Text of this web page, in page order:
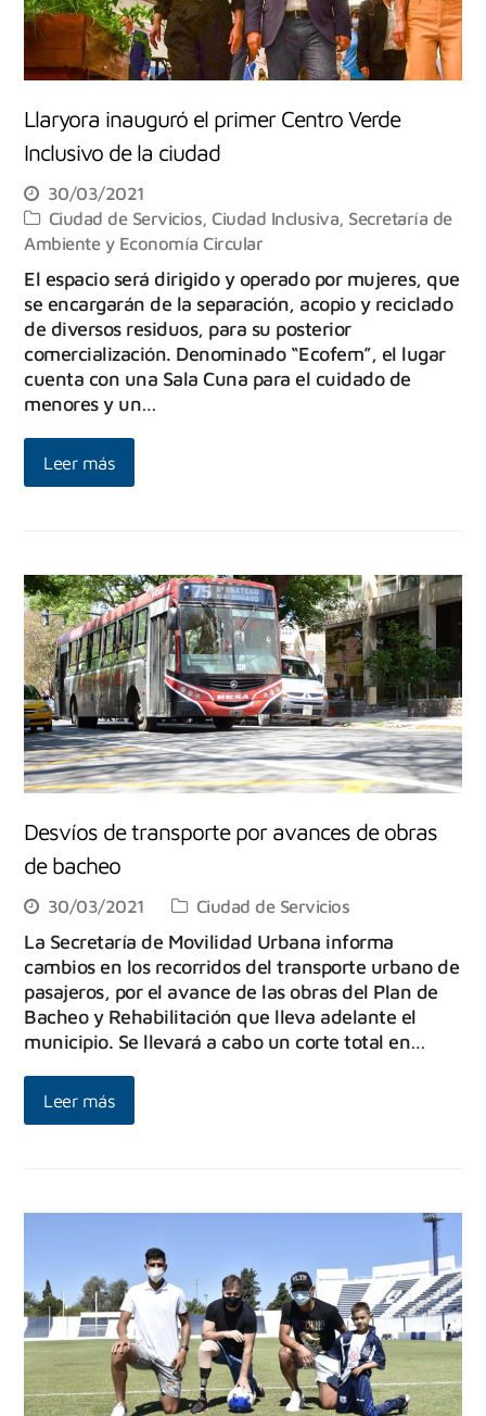
Llaryora inauguró el primer Centro Verde
Inclusivo de la ciudad
30/03/2021
Ciudad de Servicios ,Ciudad Inclusiva Secretaría de
Ambiente y Economía Circular
El espacio será dirigido y operado por mujeres, que
se encargarán de la separación, acopio y reciclado
de diversos residuos, para su posterior
comercialización. Denominado “Ecofem”, el lugar
cuenta con una Sala Cuna para el cuidado de
menores y un…
Leer más
Desvíos de transporte por avances de obras
de bacheo
30/03/2021 Ciudad de Servicios
La Secretaría de Movilidad Urbana informa
cambios en los recorridos del transporte urbano de
pasajeros, por el avance de las obras del Plan de
Bacheo y Rehabilitación que lleva adelante el
municipio. Se llevará a cabo un corte total en…
Leer más